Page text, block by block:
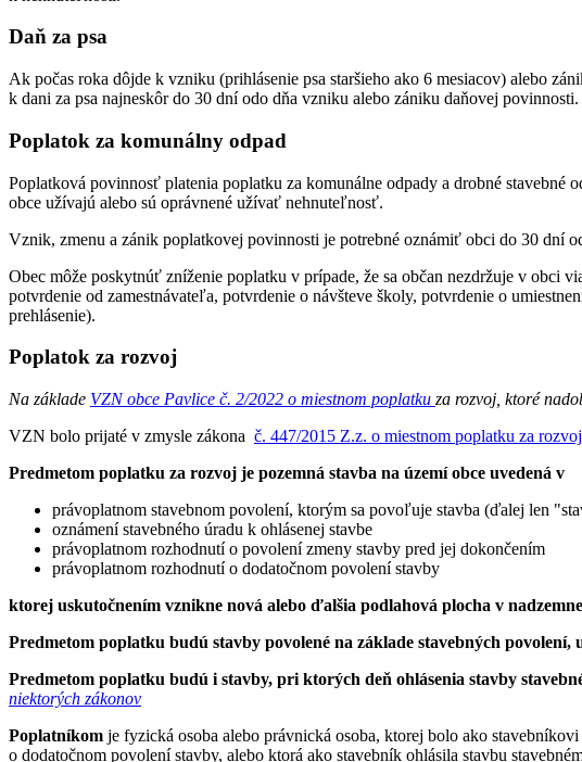
Daň za psa
Ak počas roka dôjde k vzniku (prihlásenie psa staršieho ako 6 mesiacov) alebo
k dani za psa najneskôr do 30 dní odo dňa vzniku alebo zániku daňovej povinnosti.
Poplatok za komunálny odpad
Poplatková povinnosť platenia poplatku za komunálne odpady a drobné
obce užívajú alebo sú oprávnené užívať nehnuteľnosť.
Vznik, zmenu a zánik poplatkovej povinnosti je potrebné oznámiť obci do 30 dní
Obec môže poskytnúť zníženie poplatku v prípade, že sa občan nezdržuje v obci
potvrdenie od zamestnávateľa, potvrdenie o návšteve školy, potvrdenie o
prehlásenie).
Poplatok za rozvoj
Na základe VZN obce Pavlice č. 2/2022 o miestnom poplatku za rozvoj, ktoré
VZN bolo prijaté v zmysle zákona č. 447/2015 Z.z. o miestnom poplatku za
Predmetom poplatku za rozvoj je pozemná stavba na území obce uvedená v
právoplatnom stavebnom povolení, ktorým sa povoľuje stavba (ďalej len
oznámení stavebného úradu k ohlásenej stavbe
právoplatnom rozhodnutí o povolení zmeny stavby pred jej dokončením
právoplatnom rozhodnutí o dodatočnom povolení stavby
ktorej uskutočnením vznikne nová alebo ďalšia podlahová plocha v
Predmetom poplatku budú stavby povolené na základe stavebných
Predmetom poplatku budú i stavby, pri ktorých deň ohlásenia stavby
niektorých zákonov
Poplatníkom je fyzická osoba alebo právnická osoba, ktorej bolo ako
o dodatočnom povolení stavby, alebo ktorá ako stavebník ohlásila stavbu